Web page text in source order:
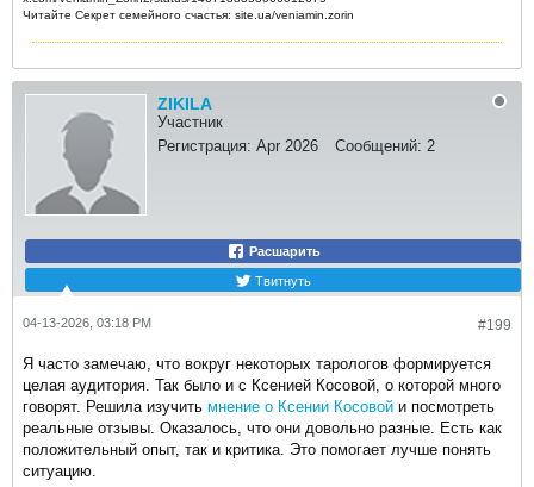
Читайте Секрет семейного счастья: site.ua/veniamin.zorin
ZIKILA
Участник
Регистрация: Apr 2026 Сообщений: 2
Расшарить
Твитнуть
#199
04-13-2026, 03:18 PM
Я часто замечаю, что вокруг некоторых тарологов формируется
целая аудитория. Так было и с Ксенией Косовой, о которой много
говорят. Решила изучить мнение о Ксении Косовой и посмотреть
реальные отзывы. Оказалось, что они довольно разные. Есть как
положительный опыт, так и критика. Это помогает лучше понять
ситуацию.​